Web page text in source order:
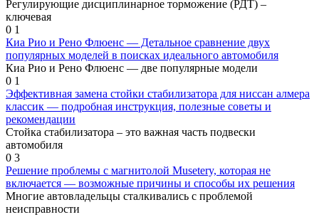
Регулирующие дисциплинарное торможение (РДТ) –
ключевая
0 1
Киа Рио и Рено Флюенс — Детальное сравнение двух
популярных моделей в поисках идеального автомобиля
Киа Рио и Рено Флюенс — две популярные модели
0 1
Эффективная замена стойки стабилизатора для ниссан алмера
классик — подробная инструкция, полезные советы и
рекомендации
Стойка стабилизатора – это важная часть подвески
автомобиля
0 3
Решение проблемы с магнитолой Musetery, которая не
включается — возможные причины и способы их решения
Многие автовладельцы сталкивались с проблемой
неисправности